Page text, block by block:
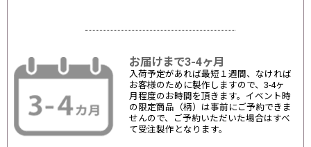
お届けまで3-4ヶ月
入荷予定があれば最短１週間、なければ
お客様のために製作しますので、3-4ヶ
月程度のお時間を頂きます。イベント時
の限定商品（柄）は事前にご予約できま
せんので、ご予約いただいた場合はすべ
て受注製作となります。